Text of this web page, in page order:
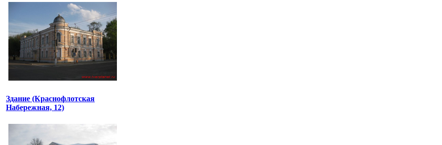
Здание (Краснофлотская
Набережная, 12)